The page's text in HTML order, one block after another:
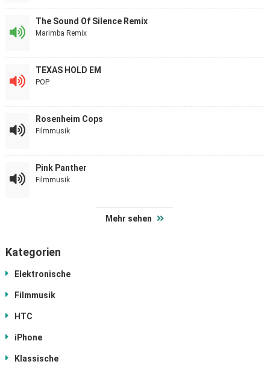
The Sound Of Silence Remix
Marimba Remix
TEXAS HOLD EM
POP
Rosenheim Cops
Filmmusik
Pink Panther
Filmmusik
Mehr sehen
Kategorien
Elektronische
Filmmusik
HTC
iPhone
Klassische